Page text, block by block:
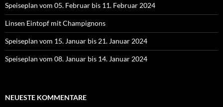
Speiseplan vom 05. Februar bis 11. Februar 2024
Linsen Eintopf mit Champignons
Speiseplan vom 15. Januar bis 21. Januar 2024
Speiseplan vom 08. Januar bis 14. Januar 2024
NEUESTE KOMMENTARE